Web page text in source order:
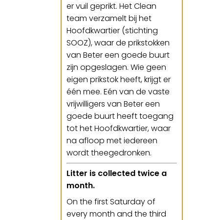
er vuil geprikt. Het Clean
team verzamelt bij het
Hoofdkwartier (stichting
SOOZ), waar de prikstokken
van Beter een goede buurt
zijn opgeslagen. Wie geen
eigen prikstok heeft, krijgt er
één mee. Eén van de vaste
vrijwilligers van Beter een
goede buurt heeft toegang
tot het Hoofdkwartier, waar
na afloop met iedereen
wordt theegedronken.
Litter is collected twice a
month.
On the first Saturday of
every month and the third